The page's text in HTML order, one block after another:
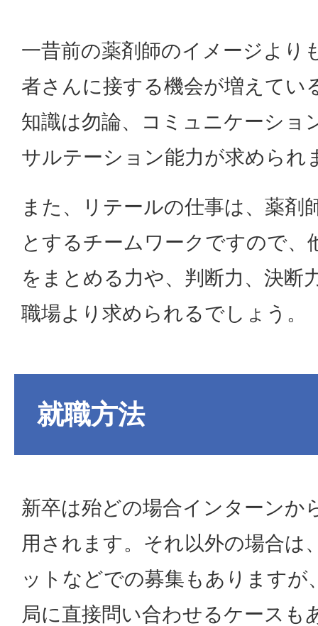
一昔前の薬剤師のイメージより
者さんに接する機会が増えてい
知識は勿論、コミュニケーショ
サルテーション能力が求められ
また、リテールの仕事は、薬剤
とするチームワークですので、
をまとめる力や、判断力、決断
職場より求められるでしょう。
就職方法
新卒は殆どの場合インターンか
用されます。それ以外の場合は
ットなどでの募集もありますが
局に直接問い合わせるケースも